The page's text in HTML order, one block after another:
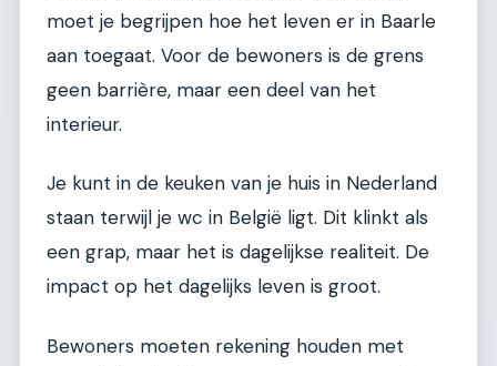
moet je begrijpen hoe het leven er in Baarle
aan toegaat. Voor de bewoners is de grens
geen barrière, maar een deel van het
interieur.
Je kunt in de keuken van je huis in Nederland
staan terwijl je wc in België ligt. Dit klinkt als
een grap, maar het is dagelijkse realiteit. De
impact op het dagelijks leven is groot.
Bewoners moeten rekening houden met